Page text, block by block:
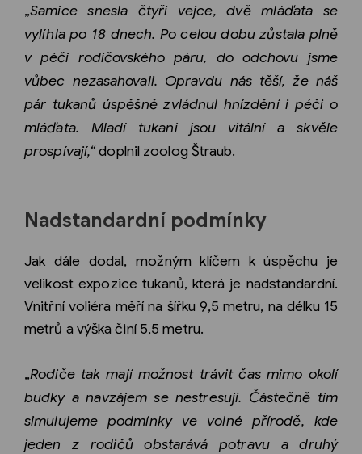
„Samice snesla čtyři vejce, dvě mláďata se
vylíhla po 18 dnech. Po celou dobu zůstala plně
v péči rodičovského páru, do odchovu jsme
vůbec nezasahovali. Opravdu nás těší, že náš
pár tukanů úspěšně zvládnul hnízdění i péči o
mláďata. Mladí tukani jsou vitální a skvěle
prospívají,“doplnil zoolog Štraub.
Nadstandardní podmínky
Jak dále dodal, možným klíčem k úspěchu je
velikost expozice tukanů, která je nadstandardní.
Vnitřní voliéra měří na šířku 9,5 metru, na délku 15
metrů a výška činí 5,5 metru.
„Rodiče tak mají možnost trávit čas mimo okolí
budky a navzájem se nestresují. Částečně tím
simulujeme podmínky ve volné přírodě, kde
jeden z rodičů obstarává potravu a druhý